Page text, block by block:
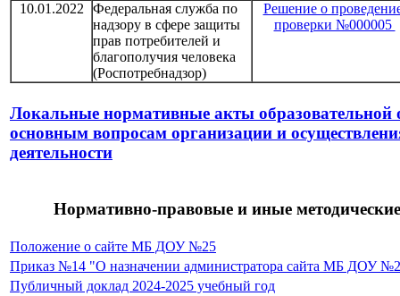
10.01.2022
Федеральная служба по
надзору в сфере защиты
прав потребителей и
благополучия человека
(Роспотребнадзор)
Решение о
проверки №000005
Локальные нормативные акты образовательной
основным вопросам организации и
деятельности
Нормативно-правовые и иные
Положение о сайте МБ ДОУ №25
Приказ №14 "О назначении администратора сайта МБ ДОУ
Публичный доклад 2024-2025 учебный год